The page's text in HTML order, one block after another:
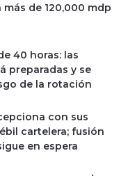
de 120,000 mdp
40 horas: las
preparadas y se
de la rotación
con sus
cartelera; fusión
en espera